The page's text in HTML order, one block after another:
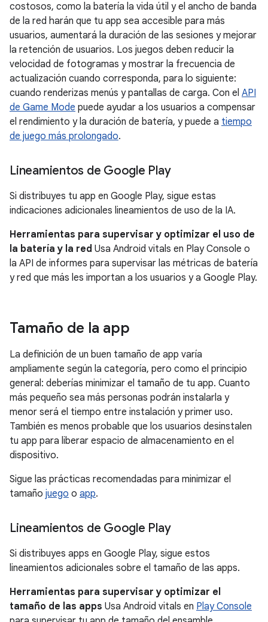
costosos, como la batería la vida útil y el ancho de banda
de la red harán que tu app sea accesible para más
usuarios, aumentará la duración de las sesiones y mejorar
la retención de usuarios. Los juegos deben reducir la
velocidad de fotogramas y mostrar la frecuencia de
actualización cuando corresponda, para lo siguiente:
cuando renderizas menús y pantallas de carga. Con el API
de Game Mode puede ayudar a los usuarios a compensar
el rendimiento y la duración de batería, y puede a tiempo
de juego más prolongado.
Lineamientos de Google Play
Si distribuyes tu app en Google Play, sigue estas
indicaciones adicionales lineamientos de uso de la IA.
Herramientas para supervisar y optimizar el uso de
la batería y la red Usa Android vitals en Play Console o
la API de informes para supervisar las métricas de batería
y red que más les importan a los usuarios y a Google Play.
Tamaño de la app
La definición de un buen tamaño de app varía
ampliamente según la categoría, pero como el principio
general: deberías minimizar el tamaño de tu app. Cuanto
más pequeño sea más personas podrán instalarla y
menor será el tiempo entre instalación y primer uso.
También es menos probable que los usuarios desinstalen
tu app para liberar espacio de almacenamiento en el
dispositivo.
Sigue las prácticas recomendadas para minimizar el
tamaño juego o app.
Lineamientos de Google Play
Si distribuyes apps en Google Play, sigue estos
lineamientos adicionales sobre el tamaño de las apps.
Herramientas para supervisar y optimizar el
tamaño de las apps Usa Android vitals en Play Console